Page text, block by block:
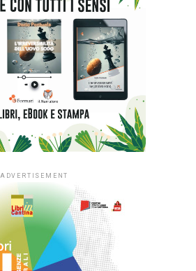
ADVERTISEMENT